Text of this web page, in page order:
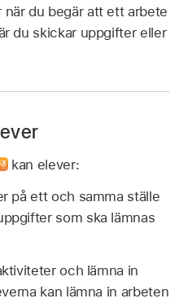
när du begär att ett arbete
du skickar uppgifter eller
kan elever:
på ett och samma ställe
som ska lämnas
och lämna in
kan lämna in arbeten